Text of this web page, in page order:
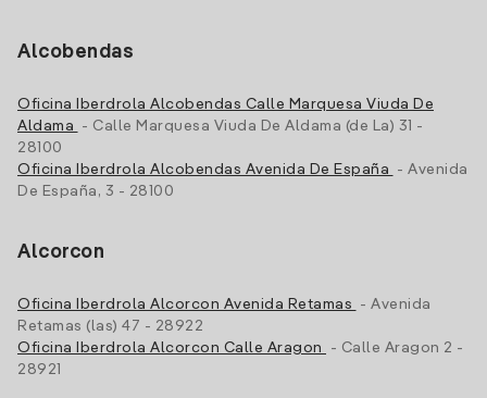
Alcobendas
Oficina Iberdrola Alcobendas Calle Marquesa Viuda De
Aldama
- Calle Marquesa Viuda De Aldama (de La) 31 -
28100
Oficina Iberdrola Alcobendas Avenida De España
- Avenida
De España, 3 - 28100
Alcorcon
Oficina Iberdrola Alcorcon Avenida Retamas
- Avenida
Retamas (las) 47 - 28922
Oficina Iberdrola Alcorcon Calle Aragon
- Calle Aragon 2 -
28921